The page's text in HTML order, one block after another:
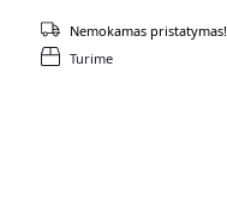
Turime
Nemokamas pristatymas!